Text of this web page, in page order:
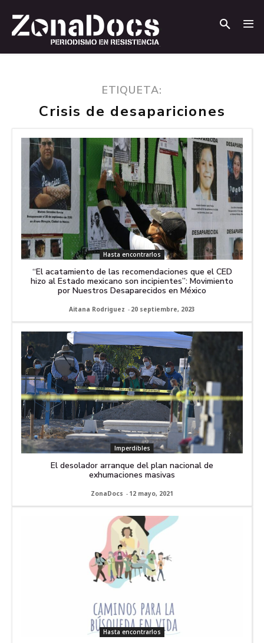
ETIQUETA:
Crisis de desapariciones
Hasta encontrarlos
“El acatamiento de las recomendaciones que el CED
hizo al Estado mexicano son incipientes”: Movimiento
por Nuestros Desaparecidos en México
Aitana Rodriguez - 20 septiembre, 2023
Imperdibles
El desolador arranque del plan nacional de
exhumaciones masivas
ZonaDocs - 12 mayo, 2021
Hasta encontrarlos